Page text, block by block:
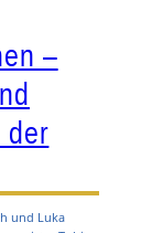
–
der
und Luka